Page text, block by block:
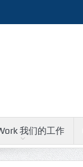
我们的工作